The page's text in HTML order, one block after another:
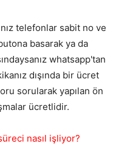
telefonlar sabit no ve
basarak ya da
whatsapp'tan
dışında bir ücret
sorularak yapılan ön
ücretlidir.
nasıl işliyor?